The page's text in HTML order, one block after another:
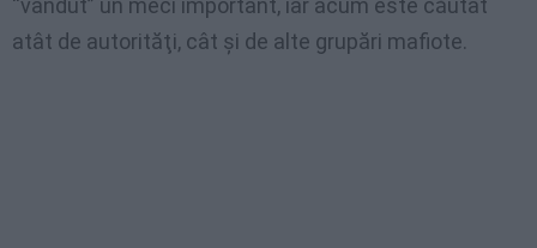
“vândut” un meci important, iar acum este căutat
atât de autorităţi, cât şi de alte grupări mafiote.